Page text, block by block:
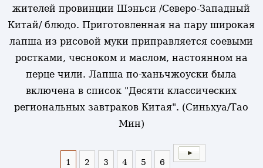
жителей провинции Шэньси /Северо-Западный
Китай/ блюдо. Приготовленная на пару широкая
лапша из рисовой муки приправляется соевыми
ростками, чесноком и маслом, настоянном на
перце чили. Лапша по-ханьчжоуски была
включена в список "Десяти классических
региональных завтраков Китая". (Синьхуа/Тао
Мин)
1 2 3 4 5 6